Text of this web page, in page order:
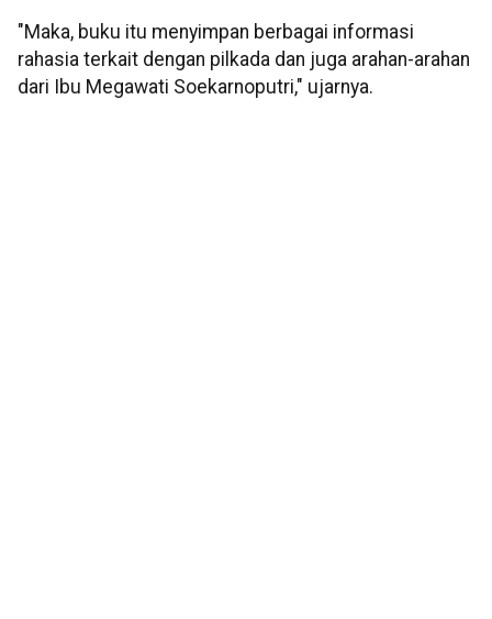
"Maka, buku itu menyimpan berbagai informasi
rahasia terkait dengan pilkada dan juga arahan-arahan
dari Ibu Megawati Soekarnoputri," ujarnya.